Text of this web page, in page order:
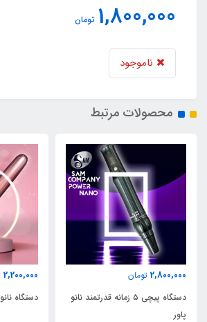
1,800,000 تومان
ناموجود
محصولات مرتبط
دستگاه پیچی ۵ زمانه قدرتمند نانو
دستگاه نانو پیچی موشکی رزگلد